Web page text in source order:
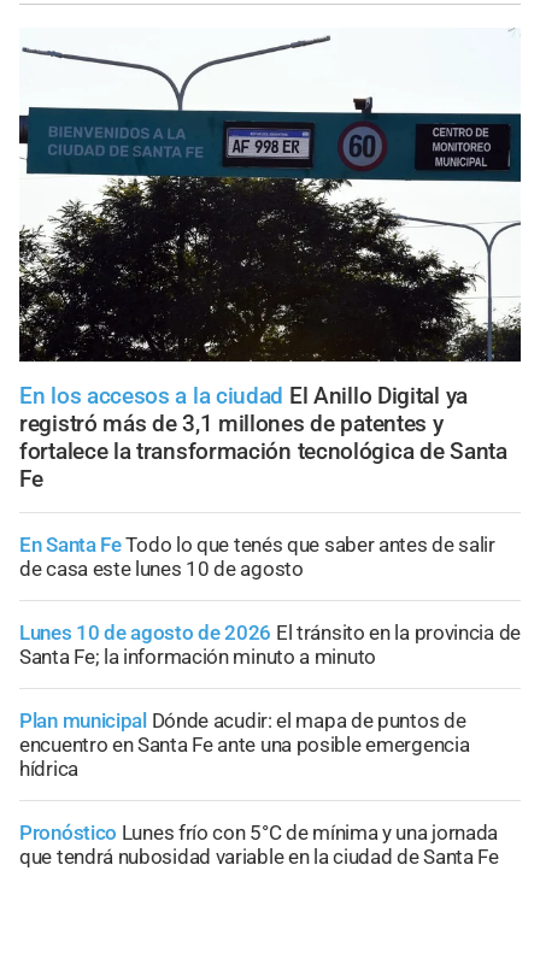
En los accesos a la ciudad El Anillo Digital ya
registró más de 3,1 millones de patentes y
fortalece la transformación tecnológica de Santa
Fe
En Santa FeTodo lo que tenés que saber antes de salir
de casa este lunes 10 de agosto
Lunes 10 de agosto de 2026 El tránsito en la provincia de
Santa Fe; la información minuto a minuto
Plan municipal Dónde acudir: el mapa de puntos de
encuentro en Santa Fe ante una posible emergencia
hídrica
Pronóstico Lunes frío con 5°C de mínima y una jornada
que tendrá nubosidad variable en la ciudad de Santa Fe